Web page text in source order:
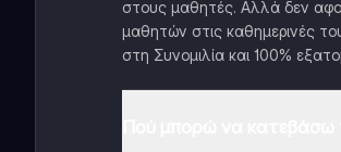
στους μαθητές. Αλλά δεν
μαθητών στις καθημερινές
στη Συνομιλία και 100%